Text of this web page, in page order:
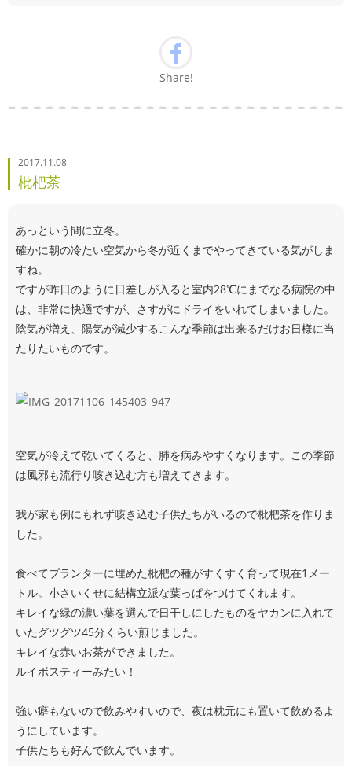
Share!
2017.11.08
枇杷茶
あっという間に立冬。
確かに朝の冷たい空気から冬が近くまでやってきている気がしま
すね。
ですが昨日のように日差しが入ると室内28℃にまでなる病院の中
は、非常に快適ですが、さすがにドライをいれてしまいました。
陰気が増え、陽気が減少するこんな季節は出来るだけお日様に当
たりたいものです。
空気が冷えて乾いてくると、肺を病みやすくなります。この季節
は風邪も流行り咳き込む方も増えてきます。
我が家も例にもれず咳き込む子供たちがいるので枇杷茶を作りま
した。
食べてプランターに埋めた枇杷の種がすくすく育って現在1メー
トル。小さいくせに結構立派な葉っぱをつけてくれます。
キレイな緑の濃い葉を選んで日干しにしたものをヤカンに入れて
いたグツグツ45分くらい煎じました。
キレイな赤いお茶ができました。
ルイボスティーみたい！
強い癖もないので飲みやすいので、夜は枕元にも置いて飲めるよ
うにしています。
子供たちも好んで飲んでいます。